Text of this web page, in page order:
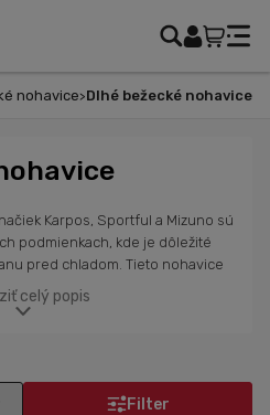
nohavice Dlhé bežecké nohavice
Karpos, Sportful a Mizuno sú
podmienkach, kde je dôležité
pred chladom. Tieto nohavice
pri zachovaní optimálnej
materiálov, ktoré sa
skvelou voľbou pre bežcov,
celý popis
Filter